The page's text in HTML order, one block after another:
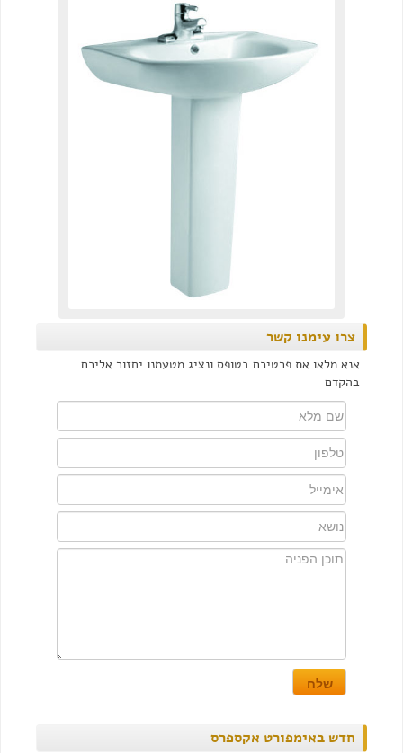
צרו עימנו קשר
אנא מלאו את פרטיכם בטופס ונציג מטעמנו יחזור אליכם
בהקדם
חדש באימפורט אקספרס